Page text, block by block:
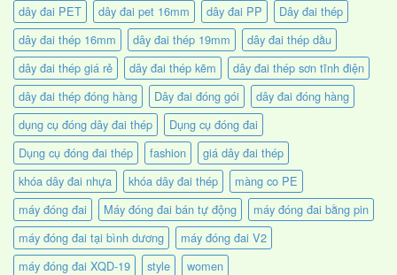
dây đai PET
dây đai pet 16mm dây đai PP
Dây đai thép
dây đai thép 16mm
dây đai thép 19mm
dây đai thép dầu
dây đai thép giá rẻ
dây đai thép kẽm
dây đai thép sơn tĩnh điện
dây đai thép đóng hàng
Dây đai đóng gói
dây đai đóng hàng
dụng cụ đóng dây đai thép
Dụng cụ đóng đai
Dụng cụ đóng đai thép
fashion
giá dây đai thép
khóa dây đai nhựa
khóa dây đai thép
màng co PE
máy đóng đai
Máy đóng đai bán tự động
máy đóng đai bằng pin
máy đóng đai tại bình dương
máy đóng đai V2
máy đóng đai XQD-19
style women